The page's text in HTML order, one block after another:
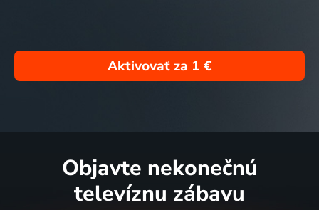
Aktivovať za 1 €
Objavte nekonečnú
televíznu zábavu